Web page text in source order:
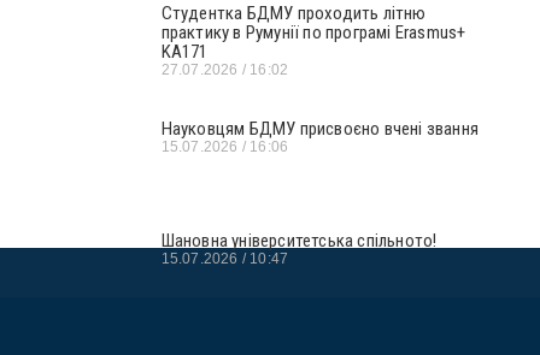
Студентка БДМУ проходить літню
практику в Румунії по програмі Erasmus+
KA171
27.07.2026 16:02
Науковцям БДМУ присвоєно вчені звання
15.07.2026 16:06
Шановна університетська спільното!
15.07.2026 10:47